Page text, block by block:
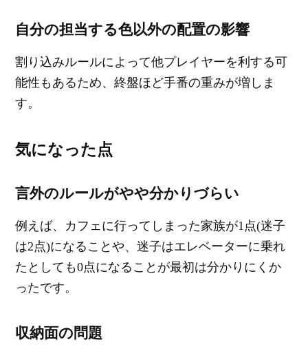
自分の担当する色以外の配置の影響
割り込みルールによって他プレイヤーを利する可
能性もあるため、終盤ほど手番の重みが増しま
す。
気になった点
言外のルールがやや分かりづらい
例えば、カフェに行ってしまった家族が1点(迷子
は2点)になることや、迷子はエレベーターに乗れ
たとしても0点になることが最初は分かりにくか
ったです。
収納面の問題